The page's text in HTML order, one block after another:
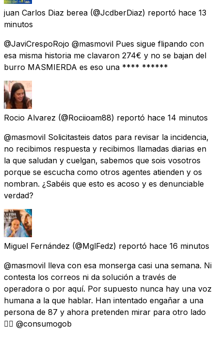
juan Carlos Diaz berea (@JcdberDiaz) reportó hace 13
minutos
@JaviCrespoRojo @masmovil Pues sigue flipando con
esa misma historia me clavaron 274€ y no se bajan del
burro MASMIERDA es eso una **** ******
Rocio Alvarez (@Rociioam88) reportó hace 14 minutos
@masmovil Solicitasteis datos para revisar la incidencia,
no recibimos respuesta y recibimos llamadas diarias en
la que saludan y cuelgan, sabemos que sois vosotros
porque se escucha como otros agentes atienden y os
nombran. ¿Sabéis que esto es acoso y es denunciable
verdad?
Miguel Fernández (@MglFedz) reportó hace 16 minutos
@masmovil lleva con esa monserga casi una semana. Ni
contesta los correos ni da solución a través de
operadora o por aquí. Por supuesto nunca hay una voz
humana a la que hablar. Han intentado engañar a una
persona de 87 y ahora pretenden mirar para otro lado
👉🏻 @consumogob